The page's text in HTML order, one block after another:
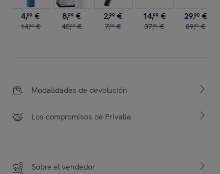
4,99 €
14,90 €
8,99 €
45,90 €
2,99 €
7,00 €
14,99 €
37,90 €
29,90 €
89,90 €
Modalidades de devolución
Los compromisos de Privalia
Sobre el vendedor